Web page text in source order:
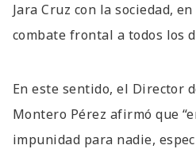
Jara Cruz con la sociedad,
combate frontal a todos los
En este sentido, el Director
Montero Pérez afirmó que
impunidad para nadie,